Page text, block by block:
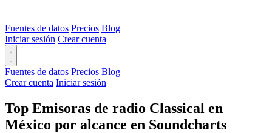
Fuentes de datos Precios Blog
Iniciar sesión Crear cuenta
Fuentes de datos Precios Blog
Crear cuenta Iniciar sesión
Top Emisoras de radio Classical en
México por alcance en Soundcharts